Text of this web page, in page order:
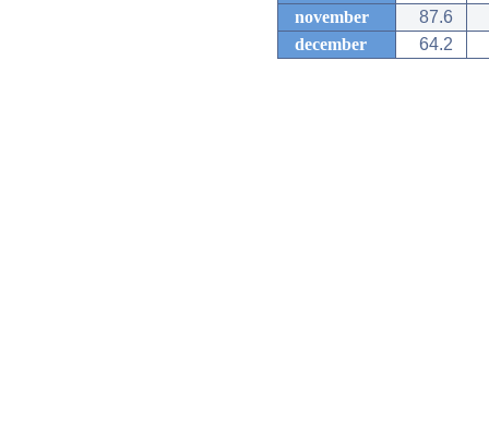
november
87.6
december
64.2